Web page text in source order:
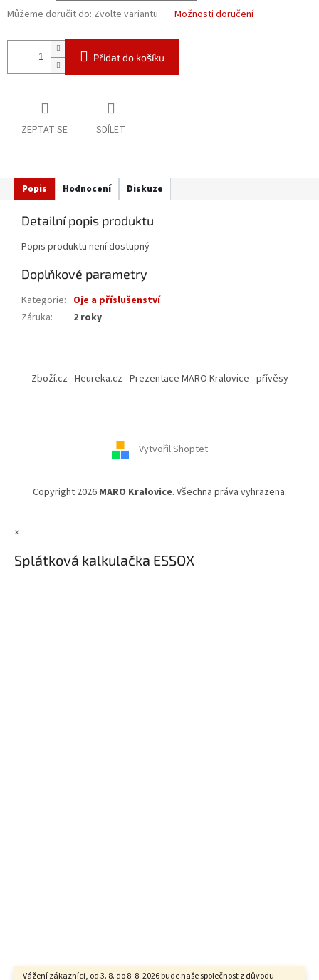
Vážení zákazníci, od 3. 8. do 8. 8. 2026 bude naše společnost z důvodu
Můžeme doručit do: Zvolte variantu Možnosti doručení
Přidat do košíku
ZEPTAT SE SDÍLET
Popis Hodnocení Diskuze
Detailní popis produktu
Popis produktu není dostupný
Doplňkové parametry
Kategorie: Oje a příslušenství
Záruka: 2 roky
Zboží.cz Heureka.cz Prezentace MARO Kralovice - přívěsy
Vytvořil Shoptet
Copyright 2026 MARO Kralovice. Všechna práva vyhrazena.
×
Splátková kalkulačka ESSOX